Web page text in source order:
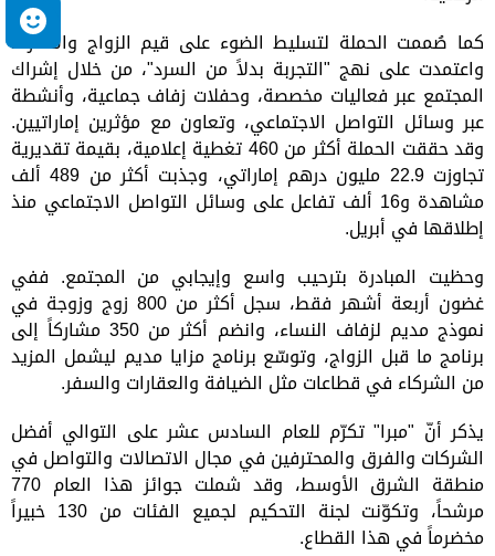
كما صُممت الحملة لتسليط الضوء على قيم الزواج والأسرة،
واعتمدت على نهج "التجربة بدلاً من السرد"، من خلال إشراك
المجتمع عبر فعاليات مخصصة، وحفلات زفاف جماعية، وأنشطة
عبر وسائل التواصل الاجتماعي، وتعاون مع مؤثرين إماراتيين.
وقد حققت الحملة أكثر من 460 تغطية إعلامية، بقيمة تقديرية
تجاوزت 22.9 مليون درهم إماراتي، وجذبت أكثر من 489 ألف
مشاهدة و16 ألف تفاعل على وسائل التواصل الاجتماعي منذ
إطلاقها في أبريل.
وحظيت المبادرة بترحيب واسع وإيجابي من المجتمع. ففي
غضون أربعة أشهر فقط، سجل أكثر من 800 زوج وزوجة في
نموذج مديم لزفاف النساء، وانضم أكثر من 350 مشاركاً إلى
برنامج ما قبل الزواج، وتوسّع برنامج مزايا مديم ليشمل المزيد
من الشركاء في قطاعات مثل الضيافة والعقارات والسفر.
يذكر أنّ "مبرا" تكرّم للعام السادس عشر على التوالي أفضل
الشركات والفرق والمحترفين في مجال الاتصالات والتواصل في
منطقة الشرق الأوسط، وقد شملت جوائز هذا العام 770
مرشحاً، وتكوّنت لجنة التحكيم لجميع الفئات من130 خبيراً
مخضرماً في هذا القطاع.